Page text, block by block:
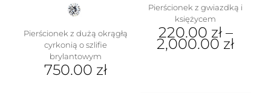
Pierścionek z dużą okrągłą
cyrkonią o szlifie
brylantowym
750.00 zł
Pierścionek z gwiazdką i
księżycem
220.00 zł–
2,000.00 zł